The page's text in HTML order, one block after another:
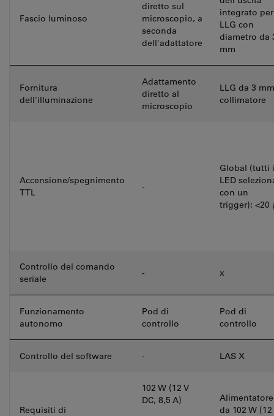
Fascio luminoso
diretto sul
microscopio, a
seconda
dell'adattatore
integrato per
LLG con
diametro da
mm
Fornitura
dell'illuminazione
Adattamento
diretto al
microscopio
LLG da 3
collimatore
Accensione/spegnimento
TTL
-
Global (tutti i
LED
con un
trigger); <20
Controllo del comando
seriale
- x
Funzionamento
autonomo
Pod di
controllo
Pod di
controllo
Controllo del software - LAS X
Requisiti di
102 W (12 V
DC, 8,5 A)
Alimentatore
da 102 W (12